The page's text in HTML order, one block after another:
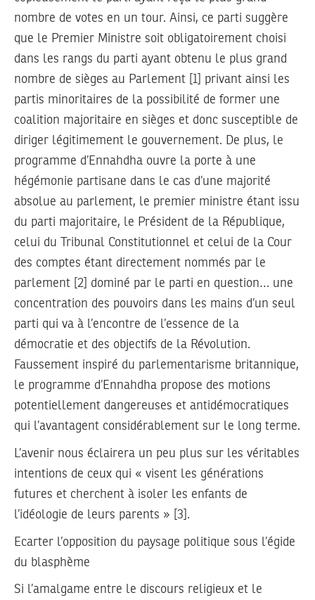
nombre de votes en un tour. Ainsi, ce parti suggère
que le Premier Ministre soit obligatoirement choisi
dans les rangs du parti ayant obtenu le plus grand
nombre de sièges au Parlement [1] privant ainsi les
partis minoritaires de la possibilité de former une
coalition majoritaire en sièges et donc susceptible de
diriger légitimement le gouvernement. De plus, le
programme d’Ennahdha ouvre la porte à une
hégémonie partisane dans le cas d’une majorité
absolue au parlement, le premier ministre étant issu
du parti majoritaire, le Président de la République,
celui du Tribunal Constitutionnel et celui de la Cour
des comptes étant directement nommés par le
parlement [2] dominé par le parti en question… une
concentration des pouvoirs dans les mains d’un seul
parti qui va à l’encontre de l’essence de la
démocratie et des objectifs de la Révolution.
Faussement inspiré du parlementarisme britannique,
le programme d’Ennahdha propose des motions
potentiellement dangereuses et antidémocratiques
qui l’avantagent considérablement sur le long terme.
L’avenir nous éclairera un peu plus sur les véritables
intentions de ceux qui « visent les générations
futures et cherchent à isoler les enfants de
l’idéologie de leurs parents » [3].
Ecarter l’opposition du paysage politique sous l’égide
du blasphème
Si l’amalgame entre le discours religieux et le